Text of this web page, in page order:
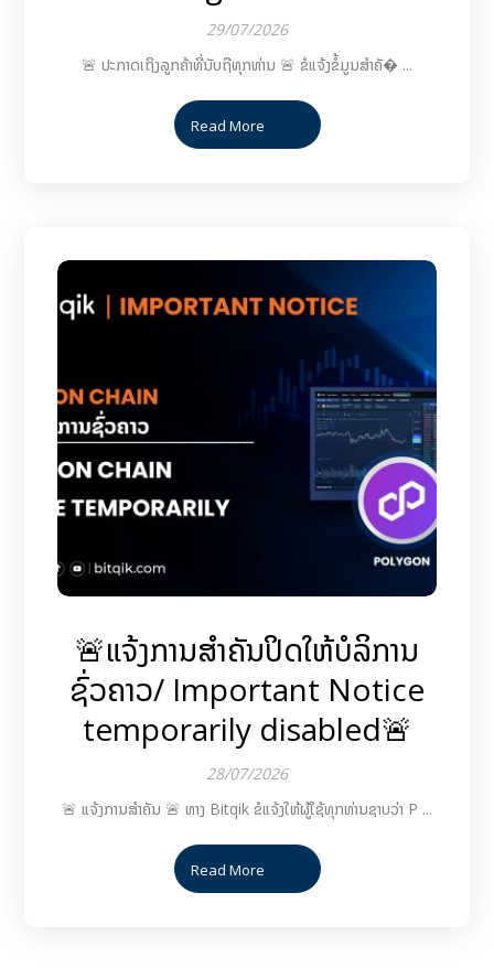
29/07/2026
🚨 ປະກາດເຖິງລູກຄ້າທີ່ນັບຖືທຸກທ່ານ 🚨 ຂໍແຈ້ງຂໍ້ມູນສຳຄັ� ...
Read More
🚨ແຈ້ງການສຳຄັນປິດໃຫ້ບໍລິການ
ຊົ່ວຄາວ/ Important Notice
temporarily disabled🚨
28/07/2026
🚨 ແຈ້ງການສຳຄັນ 🚨 ທາງ Bitqik ຂໍແຈ້ງໃຫ້ຜູ້ໃຊ້ທຸກທ່ານຊາບວ່າ P ...
Read More